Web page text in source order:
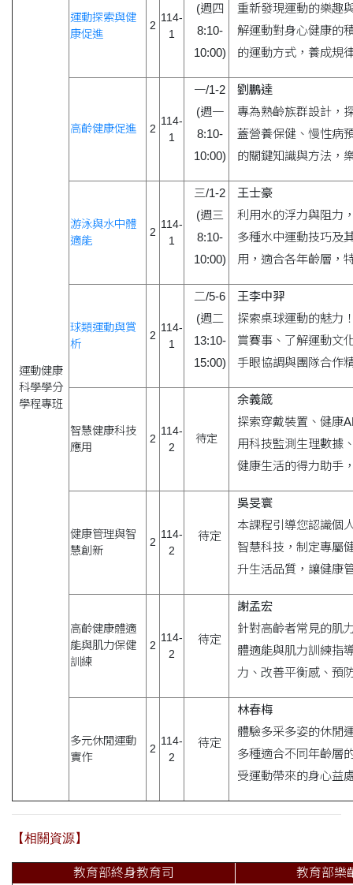
運動健康
科學學分
學程專班
運動探索與健
康促進
2
114-
1
(週四
8:10-
10:00)
重新發現運動的樂趣
解運動對身心健康的
的運動方式，養成規
高齡健康促進 2
114-
1
一/1-2
(週一
8:10-
10:00)
劉鵬達
專為熟齡族群設計，
蓋營養保健、慢性病
的關鍵知識與方法，
游泳與水中體
適能
2
114-
1
三/1-2
(週三
8:10-
10:00)
王士豪
利用水的浮力與阻力
多種水中運動技巧及
用，適合各年齡層，
球類運動與賞
析
2
114-
1
二/5-6
(週二
13:10-
15:00)
王李中羿
探索桌球運動的魅力
賞賽事、了解運動文
手眼協調與團隊合作
智慧健康科技
應用
2
114-
2
待定
余義箴
探索穿戴裝置、健康
用科技監測生理數據
健康生活的得力助手
健康管理與智
慧創新
2
114-
2
待定
吳旻寰
本課程引導您認識個
智慧科技，制定專屬
升生活品質，讓健康
高齡健康體適
能與肌力保健
訓練
2
114-
2
待定
謝孟宏
針對高齡者常見的肌
體適能與肌力訓練指
力、改善平衡感、預
多元休閒運動
實作
2
114-
2
待定
林春梅
體驗多采多姿的休閒
多種適合不同年齡層
受運動帶來的身心益
【相關資源】
教育部終身教育司 教育部樂